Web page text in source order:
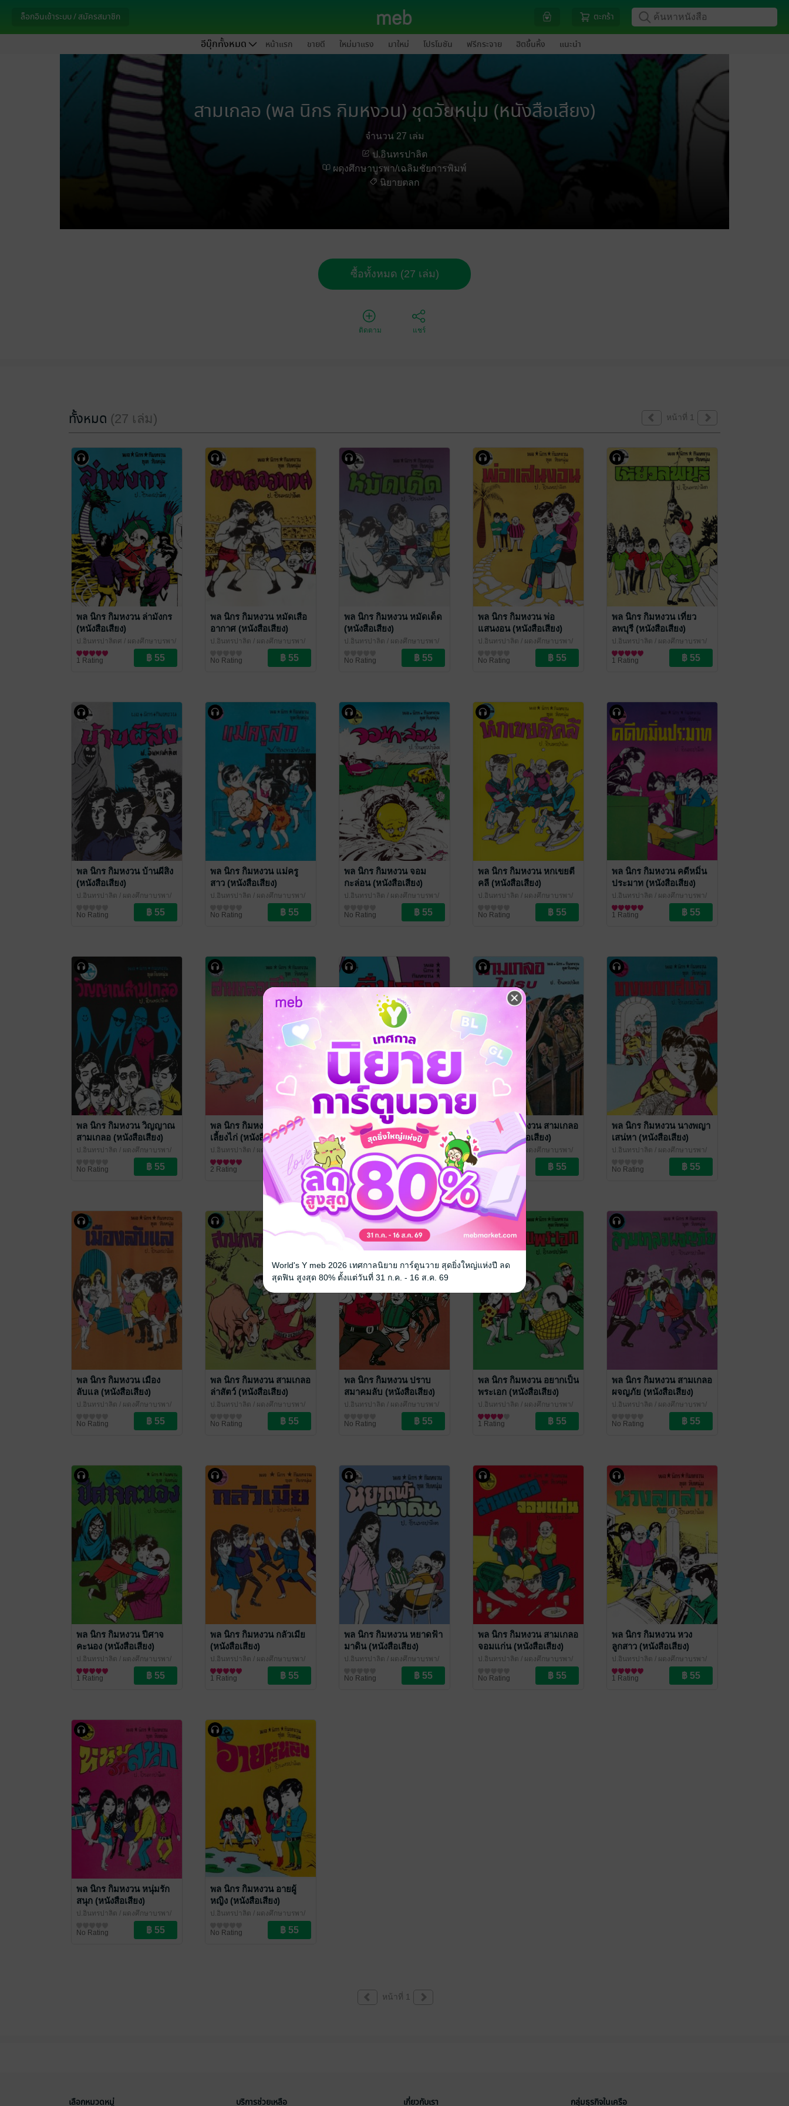
ล็อกอินเข้าระบบ / สมัครสมาชิก ตะกร้า
อีบุ๊กทั้งหมด หน้าแรก ขายดี ใหม่มาแรง มาใหม่ โปรโมชัน ฟรีกระจาย ฮิตขึ้นหิ้ง แนะนำ
สามเกลอ (พล นิกร กิมหงวน) ชุดวัยหนุ่ม (หนังสือเสียง)
จำนวน 27 เล่ม
ป.อินทรปาลิต
ผดุงศึกษาบูรพา/เฉลิมชัยการพิมพ์
นิยายตลก
ซื้อทั้งหมด (27 เล่ม)
ติดตาม แชร์
ทั้งหมด (27 เล่ม) หน้าที่ 1
พล นิกร กิมหงวน ล่ามังกร
(หนังสือเสียง)
ป.อินทรปาลิตศ / ผดุงศึกษาบูรพา/
เฉลิมชัยการพิมพ์
นิยายตลก
1 Rating
พล นิกร กิมหงวน หมัดเสือ
อากาศ (หนังสือเสียง)
ป.อินทรปาลิต / ผดุงศึกษาบูรพา/
No Rating
พล นิกร กิมหงวน หมัดเด็ด
(หนังสือเสียง)
ป.อินทรปาลิต / ผดุงศึกษาบูรพา/
No Rating
พล นิกร กิมหงวน พ่อ
แสนงอน (หนังสือเสียง)
ป.อินทรปาลิต / ผดุงศึกษาบูรพา/
No Rating
พล นิกร กิมหงวน เที่ยว
ลพบุรี (หนังสือเสียง)
ป.อินทรปาลิต / ผดุงศึกษาบูรพา/
เฉลิมชัยการพิมพ์
นิยายตลก
1 Rating
พล นิกร กิมหงวน บ้านผีสิง
(หนังสือเสียง)
ป.อินทรปาลิต / ผดุงศึกษาบูรพา/
No Rating
พล นิกร กิมหงวน แม่ครู
สาว (หนังสือเสียง)
ป.อินทรปาลิต / ผดุงศึกษาบูรพา/
No Rating
พล นิกร กิมหงวน จอม
กะล่อน (หนังสือเสียง)
ป.อินทรปาลิต / ผดุงศึกษาบูรพา/
No Rating
พล นิกร กิมหงวน หกเขยตี
คลี (หนังสือเสียง)
ป.อินทรปาลิต / ผดุงศึกษาบูรพา/
No Rating
พล นิกร กิมหงวน คดีหมิ่น
ประมาท (หนังสือเสียง)
ป.อินทรปาลิต / ผดุงศึกษาบูรพา/
เฉลิมชัยการพิมพ์
นิยายตลก
1 Rating
พล นิกร กิมหงวน วิญญาณ
สามเกลอ (หนังสือเสียง)
ป.อินทรปาลิต / ผดุงศึกษาบูรพา/
No Rating
พล นิกร กิมหงวน สามเกลอ
เลี้ยงไก่ (หนังสือเสียง)
ป.อินทรปาลิต / ผดุงศึกษาบูรพา/
เฉลิมชัยการพิมพ์
นิยายตลก
2 Rating
พล นิกร กิมหงวน ตื่นกรุง
(หนังสือเสียง)
ป.อินทรปาลิต
/ ผดุงศึกษาบูรพา/
เฉลิมชัยการพิมพ์
นิยายตลก
No Rating
พล นิกร กิมหงวน สามเกลอ
ไปรบ (หนังสือเสียง)
ป.อินทรปาลิต
/ ผดุงศึกษาบูรพา/
เฉลิมชัยการพิมพ์
นิยายตลก
No Rating
พล นิกร กิมหงวน นางพญา
เสน่หา (หนังสือเสียง)
ป.อินทรปาลิต / ผดุงศึกษาบูรพา/
No Rating
พล นิกร กิมหงวน เมือง
ลับแล (หนังสือเสียง)
ป.อินทรปาลิต / ผดุงศึกษาบูรพา/
No Rating
พล นิกร กิมหงวน สามเกลอ
ล่าสัตว์ (หนังสือเสียง)
ป.อินทรปาลิต / ผดุงศึกษาบูรพา/
No Rating
พล นิกร กิมหงวน ปราบ
สมาคมลับ (หนังสือเสียง)
ป.อินทรปาลิต / ผดุงศึกษาบูรพา/
No Rating
พล นิกร กิมหงวน อยากเป็น
พระเอก (หนังสือเสียง)
ป.อินทรปาลิต / ผดุงศึกษาบูรพา/
เฉลิมชัยการพิมพ์
นิยายตลก
1 Rating
พล นิกร กิมหงวน สามเกลอ
ผจญภัย (หนังสือเสียง)
ป.อินทรปาลิต / ผดุงศึกษาบูรพา/
No Rating
พล นิกร กิมหงวน ปีศาจ
คะนอง (หนังสือเสียง)
ป.อินทรปาลิต / ผดุงศึกษาบูรพา/
เฉลิมชัยการพิมพ์
นิยายตลก
1 Rating
พล นิกร กิมหงวน กลัวเมีย
(หนังสือเสียง)
ป.อินทรปาลิต / ผดุงศึกษาบูรพา/
เฉลิมชัยการพิมพ์
นิยายตลก
1 Rating
พล นิกร กิมหงวน หยาดฟ้า
มาดิน (หนังสือเสียง)
ป.อินทรปาลิต / ผดุงศึกษาบูรพา/
No Rating
พล นิกร กิมหงวน สามเกลอ
จอมแก่น (หนังสือเสียง)
ป.อินทรปาลิต / ผดุงศึกษาบูรพา/
No Rating
พล นิกร กิมหงวน หวง
ลูกสาว (หนังสือเสียง)
ป.อินทรปาลิต / ผดุงศึกษาบูรพา/
เฉลิมชัยการพิมพ์
นิยายตลก
1 Rating
พล นิกร กิมหงวน หนุ่มรัก
สนุก (หนังสือเสียง)
ป.อินทรปาลิต / ผดุงศึกษาบูรพา/
No Rating
พล นิกร กิมหงวน อายผู้
หญิง (หนังสือเสียง)
ป.อินทรปาลิต / ผดุงศึกษาบูรพา/
No Rating
หน้าที่ 1
เลือกหมวดหมู่ บริการช่วยเหลือ เกี่ยวกับเรา กลุ่มธุรกิจในเครือ
World's Y meb 2026 เทศกาลนิยาย การ์ตูนวาย สุดยิ่งใหญ่แห่งปี ลด
สุดฟิน สูงสุด 80% ตั้งแต่วันที่ 31 ก.ค. - 16 ส.ค. 69